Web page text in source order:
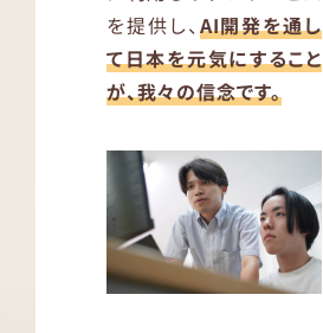
を提供し、AI開発を通し
て日本を元気にすること
が、我々の信念です。